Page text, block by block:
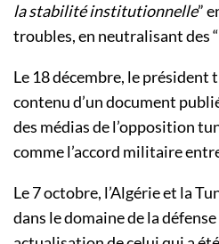
la stabilité institutionnelle”
troubles, en neutralisant des “
Le 18 décembre, le président
contenu d’un document
des médias de l’opposition
comme l’accord militaire
Le 7 octobre, l’Algérie et la
dans le domaine de la